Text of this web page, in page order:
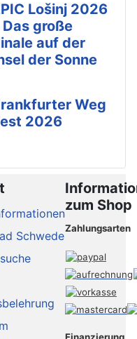
Lošinj 2026
Das große
auf der
der Sonne
Weg
2026
Schwede
zum Shop
Zahlungsarten